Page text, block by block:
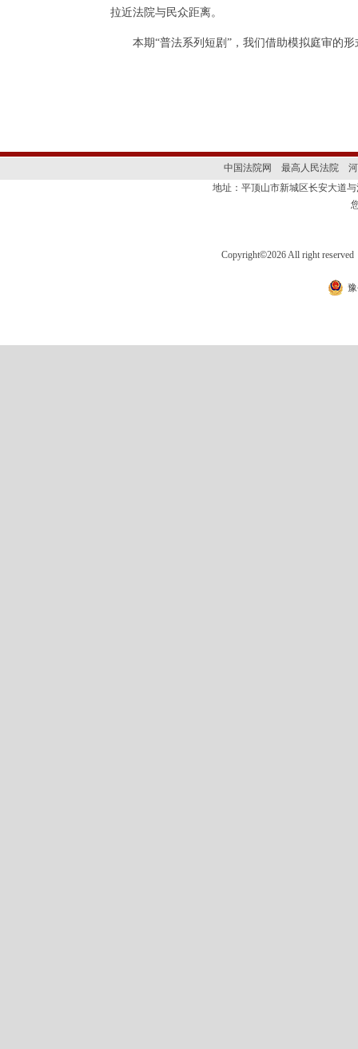
拉近法院与民众距离。
本期“普法系列短剧”，我们借助模拟庭审的形
中国法院网 最高人民法院
地址：平顶山市新城区长安大
Copyright©2026 All right